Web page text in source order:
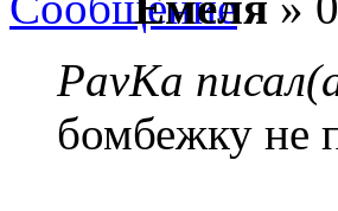
PavKa
бомбежку не